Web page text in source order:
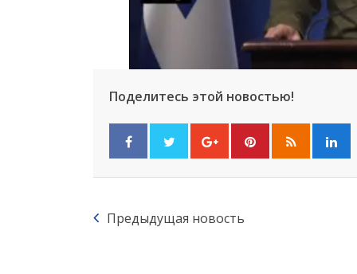
Поделитесь этой новостью!
Предыдущая новость